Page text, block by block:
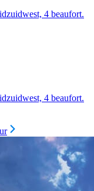
4 beaufort.
4 beaufort.